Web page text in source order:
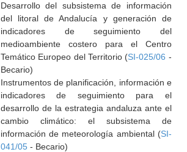
Desarrollo del subsistema de información
del litoral de Andalucía y generación de
indicadores de seguimiento del
medioambiente costero para el Centro
Temático Europeo del Territorio (SI-025/06 -
Becario)
Instrumentos de planificación, información e
indicadores de seguimiento para el
desarrollo de la estrategia andaluza ante el
cambio climático: el subsistema de
información de meteorología ambiental (SI-
041/05- Becario)